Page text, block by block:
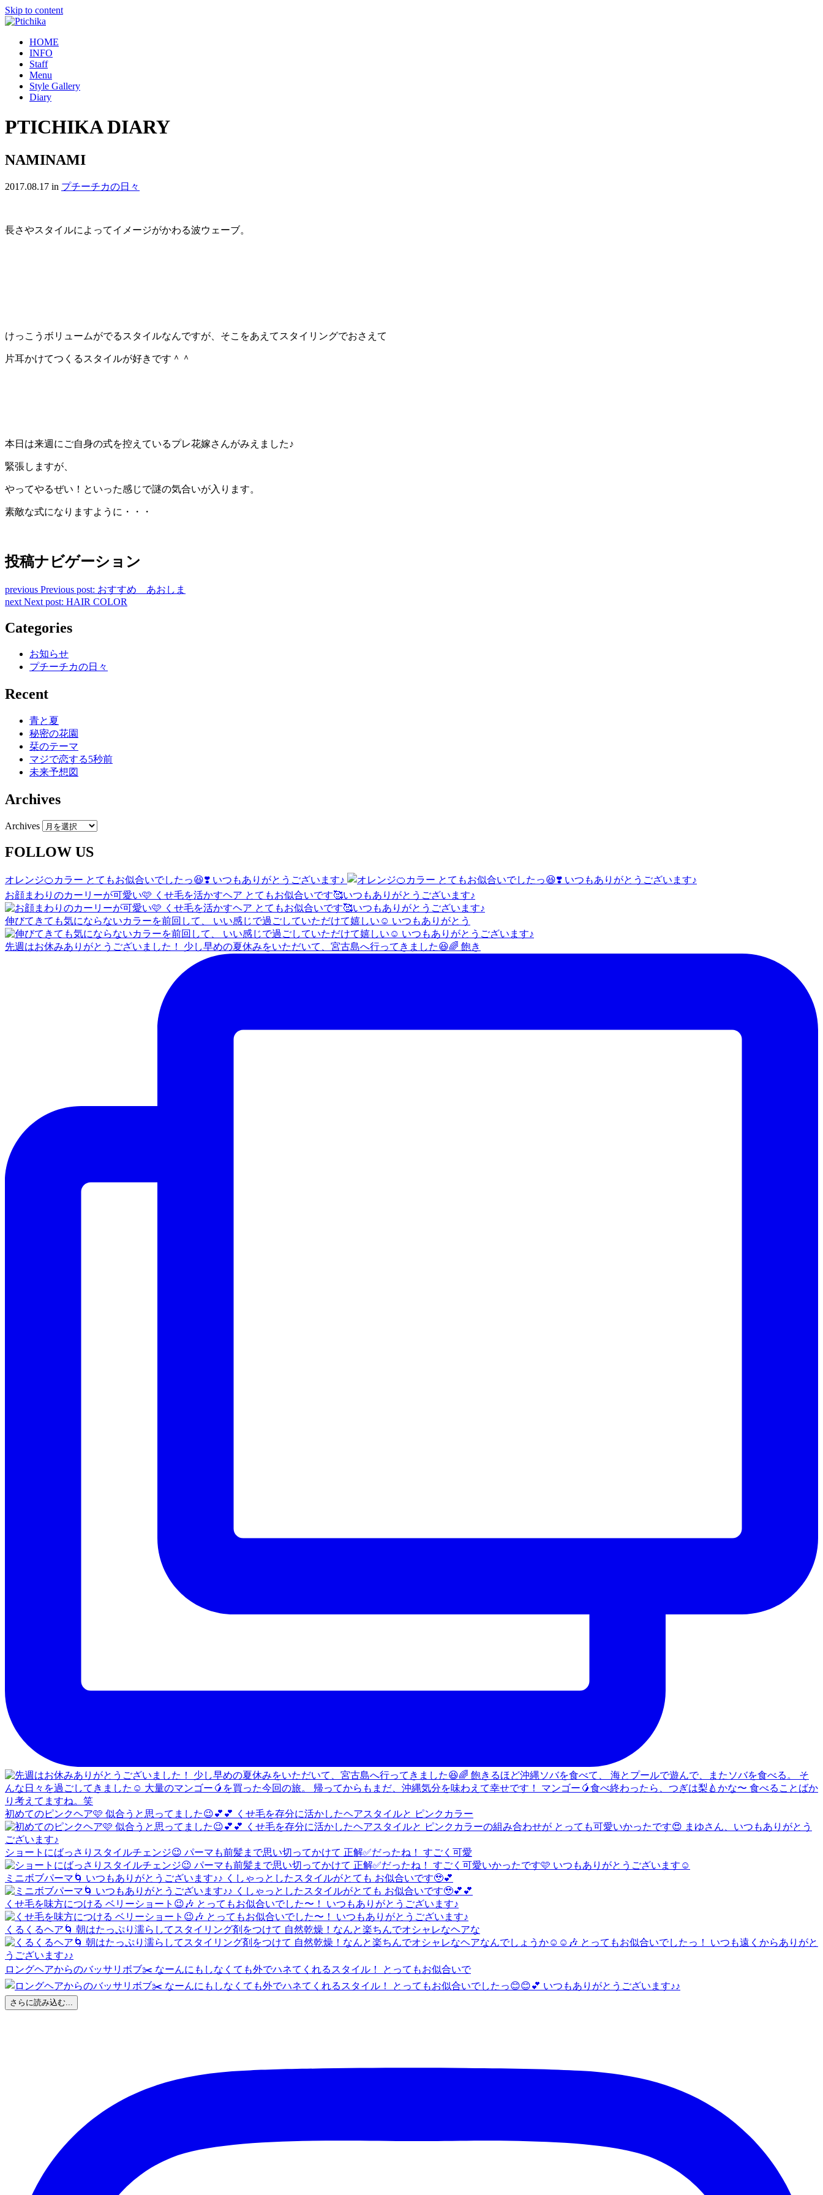
Skip to content
HOME
INFO
Staff
Menu
Style Gallery
Diary
PTICHIKA DIARY
NAMINAMI
2017.08.17 in プチーチカの日々
長さやスタイルによってイメージがかわる波ウェーブ。
けっこうボリュームがでるスタイルなんですが、そこをあえてスタイリングでおさえて
片耳かけてつくるスタイルが好きです＾＾
本日は来週にご自身の式を控えているプレ花嫁さんがみえました♪
緊張しますが、
やってやるぜい！といった感じで謎の気合いが入ります。
素敵な式になりますように・・・
投稿ナビゲーション
previous Previous post: おすすめ あおしま
next Next post: HAIR COLOR
Categories
お知らせ
プチーチカの日々
Recent
青と夏
秘密の花園
栞のテーマ
マジで恋する5秒前
未来予想図
Archives
Archives
FOLLOW US
オレンジ🍊カラー とてもお似合いでしたっ😆❣️ いつもありがとうございます♪
お顔まわりのカーリーが可愛い🩷 くせ毛を活かすヘア とてもお似合いです🥰いつもありがとうございます♪
伸びてきても気にならないカラーを前回して、 いい感じで過ごしていただけて嬉しい☺️ いつもありがとう
先週はお休みありがとうございました！ 少し早めの夏休みをいただいて、宮古島へ行ってきました😆🌈 飽き
初めてのピンクヘア🩷 似合うと思ってました😉💕💕 くせ毛を存分に活かしたヘアスタイルと ピンクカラー
ショートにばっさりスタイルチェンジ😉 パーマも前髪まで思い切ってかけて 正解✅だったね！ すごく可愛
ミニボブパーマ🌀 いつもありがとうございます♪♪ くしゃっとしたスタイルがとても お似合いです🥹💕
くせ毛を味方につける ベリーショート😉🎶 とってもお似合いでした〜！ いつもありがとうございます♪
くるくるヘア🌀 朝はたっぷり濡らしてスタイリング剤をつけて 自然乾燥！なんと楽ちんでオシャレなヘアな
ロングヘアからのバッサリボブ✂️ なーんにもしなくても外でハネてくれるスタイル！ とってもお似合いで
さらに読み込む...